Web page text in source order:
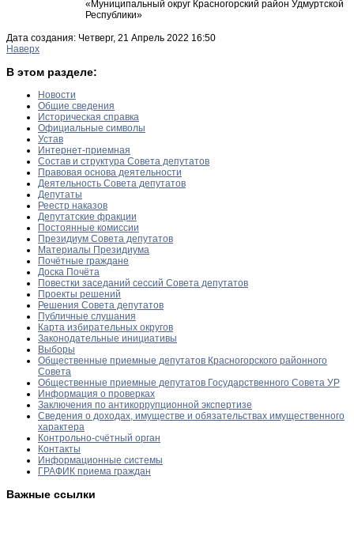
«Муниципальный округ Красногорский район Удмуртской
Республики»
Дата создания: Четверг, 21 Апрель 2022 16:50
Наверх
В этом разделе:
Новости
Общие сведения
Историческая справка
Официальные символы
Устав
Интернет-приемная
Состав и структура Совета депутатов
Правовая основа деятельности
Деятельность Совета депутатов
Депутаты
Реестр наказов
Депутатские фракции
Постоянные комиссии
Президиум Совета депутатов
Материалы Президиума
Почётные граждане
Доска Почёта
Повестки заседаний сессий Совета депутатов
Проекты решений
Решения Совета депутатов
Публичные слушания
Карта избирательных округов
Законодательные инициативы
Выборы
Общественные приемные депутатов Красногорского районного
Совета
Общественные приемные депутатов Государственного Совета УР
Информация о проверках
Заключения по антикоррупционной экспертизе
Сведения о доходах, имуществе и обязательствах имущественного
характера
Контрольно-счётный орган
Контакты
Информационные системы
ГРАФИК приема граждан
Важные ссылки